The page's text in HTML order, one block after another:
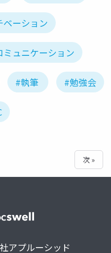
ベーション
ミュニケーション
#執筆 #勉強会
次 »
アプルーシッド